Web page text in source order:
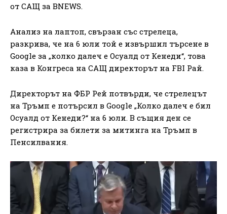
от САЩ за BNEWS.
Анализ на лаптоп, свързан със стрелеца,
разкрива, че на 6 юли той е извършил търсене в
Google за „колко далеч е Осуалд ​​от Кенеди“, това
каза в Конгреса на САЩ директорът на FBI Рай.
Директорът на ФБР Рей потвърди, че стрелецът
на Тръмп е потърсил в Google „Колко далеч е бил
Осуалд ​​от Кенеди?“ на 6 юли. В същия ден се
регистрира за билети за митинга на Тръмп в
Пенсилвания.